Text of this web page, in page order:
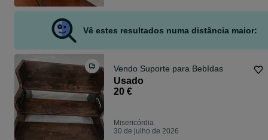
Vê estes resultados numa distância maior:
Vendo Suporte para BebIdas
Usado
20 €
Misericórdia
30 de julho de 2026